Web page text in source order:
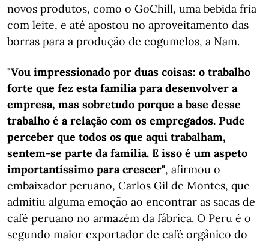
novos produtos, como o GoChill, uma bebida fria
com leite, e até apostou no aproveitamento das
borras para a produção de cogumelos, a Nam.
"Vou impressionado por duas coisas: o trabalho
forte que fez esta família para desenvolver a
empresa, mas sobretudo porque a base desse
trabalho é a relação com os empregados. Pude
perceber que todos os que aqui trabalham,
sentem-se parte da família. E isso é um aspeto
importantíssimo para crescer", afirmou o
embaixador peruano, Carlos Gil de Montes, que
admitiu alguma emoção ao encontrar as sacas de
café peruano no armazém da fábrica. O Peru é o
segundo maior exportador de café orgânico do